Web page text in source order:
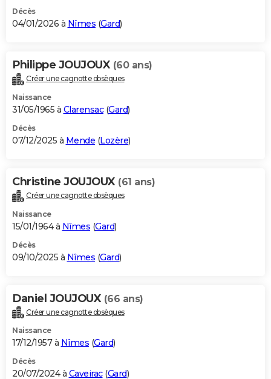
S'inscrire
Se connecter
Lycées
Collèges
Primaires
Universités
Entreprises
Service militaire
Avis de recherche
AVIS DE DÉCÈS
Bricolage
Lifestyle
Culture
Sport
Auto
Television
Voyage
Cinema
Décès
04/01/2026 à Nîmes (Gard)
Philippe JOUJOUX (60 ans)
Créer une cagnotte obsèques
Naissance
31/05/1965 à Clarensac(Gard)
Décès
07/12/2025 à Mende (Lozère)
Christine JOUJOUX (61 ans)
Créer une cagnotte obsèques
Naissance
15/01/1964 à Nîmes (Gard)
Décès
09/10/2025 à Nîmes (Gard)
Daniel JOUJOUX (66 ans)
Créer une cagnotte obsèques
Naissance
17/12/1957 à Nîmes (Gard)
Décès
20/07/2024 à Caveirac(Gard)